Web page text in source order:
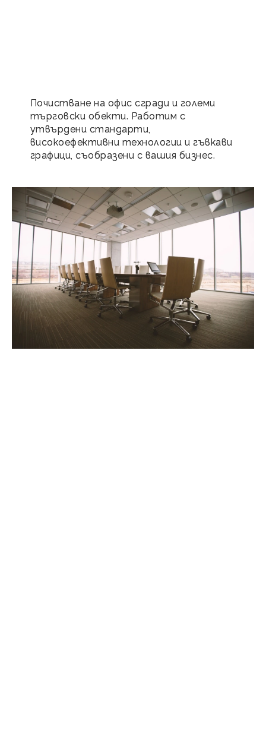
Почистване на офис сгради и големи
търговски обекти. Работим с
утвърдени стандарти,
високоефективни технологии и гъвкави
графици, съобразени с вашия бизнес.